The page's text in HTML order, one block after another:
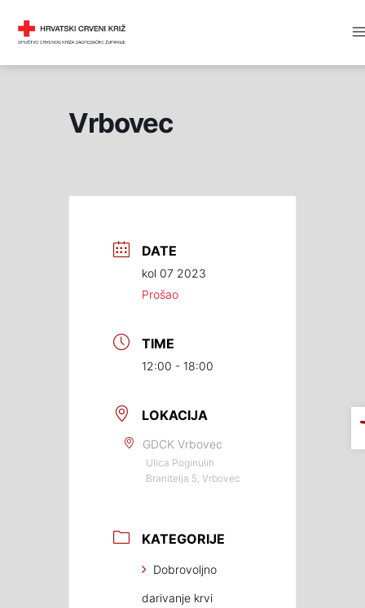
Vrbovec
DATE
kol 07 2023
Prošao
TIME
12:00 - 18:00
LOKACIJA
GDCK Vrbovec
Ulica Poginulih
Branitelja 5, Vrbovec
KATEGORIJE
Dobrovoljno
darivanje krvi